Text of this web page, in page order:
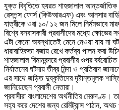
যুক্ত বিবৃতিতে হযরত শাহজালাল আন্তর্জাতিক
রেসপন্স ফোর্স (কিউআরএফ) এবং আনসার
যাত্রীকে ওরা ১০/ ১২ জন মিলে নির্মমভাবে
বিশ্বে বসবাসকারী প্রবাসীদের মধ্যে ক্ষোভের
এটা কেনো অবস্থাতেই মেনে নেওয়া যায় না
ধারাবাহিকতা বজায় রেখে কর্তব্য পালন করা
শাহজালাল বিমানবন্দরে প্রবাসীর ওপর
নির্যাতনের ঘটনায় তীব্র নিন্দা ও প্রতিবাদ
এর সাথে জড়িত দুষ্কৃতিদের দৃষ্টান্তমূলক
জানিয়েছেন প্রবাসী নেতারা।
প্রবাসীরা বাংলাদেশের অর্থনীতির মেরুদণ্ড।
সহ্য করে দেশের জন্য রেমিট্যান্স পাঠান,